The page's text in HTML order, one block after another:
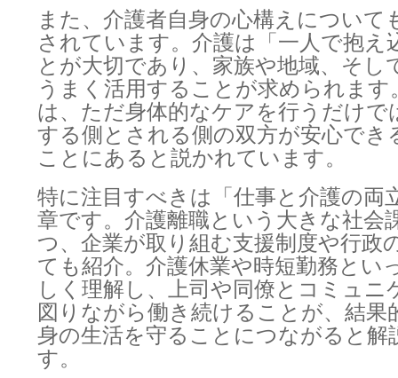
また、介護者自身の心構えについて
されています。介護は「一人で抱え
とが大切であり、家族や地域、そし
うまく活用することが求められます
は、ただ身体的なケアを行うだけで
する側とされる側の双方が安心でき
ことにあると説かれています。
特に注目すべきは「仕事と介護の両
章です。介護離職という大きな社会
つ、企業が取り組む支援制度や行政
ても紹介。介護休業や時短勤務とい
しく理解し、上司や同僚とコミュニ
図りながら働き続けることが、結果
身の生活を守ることにつながると解
す。